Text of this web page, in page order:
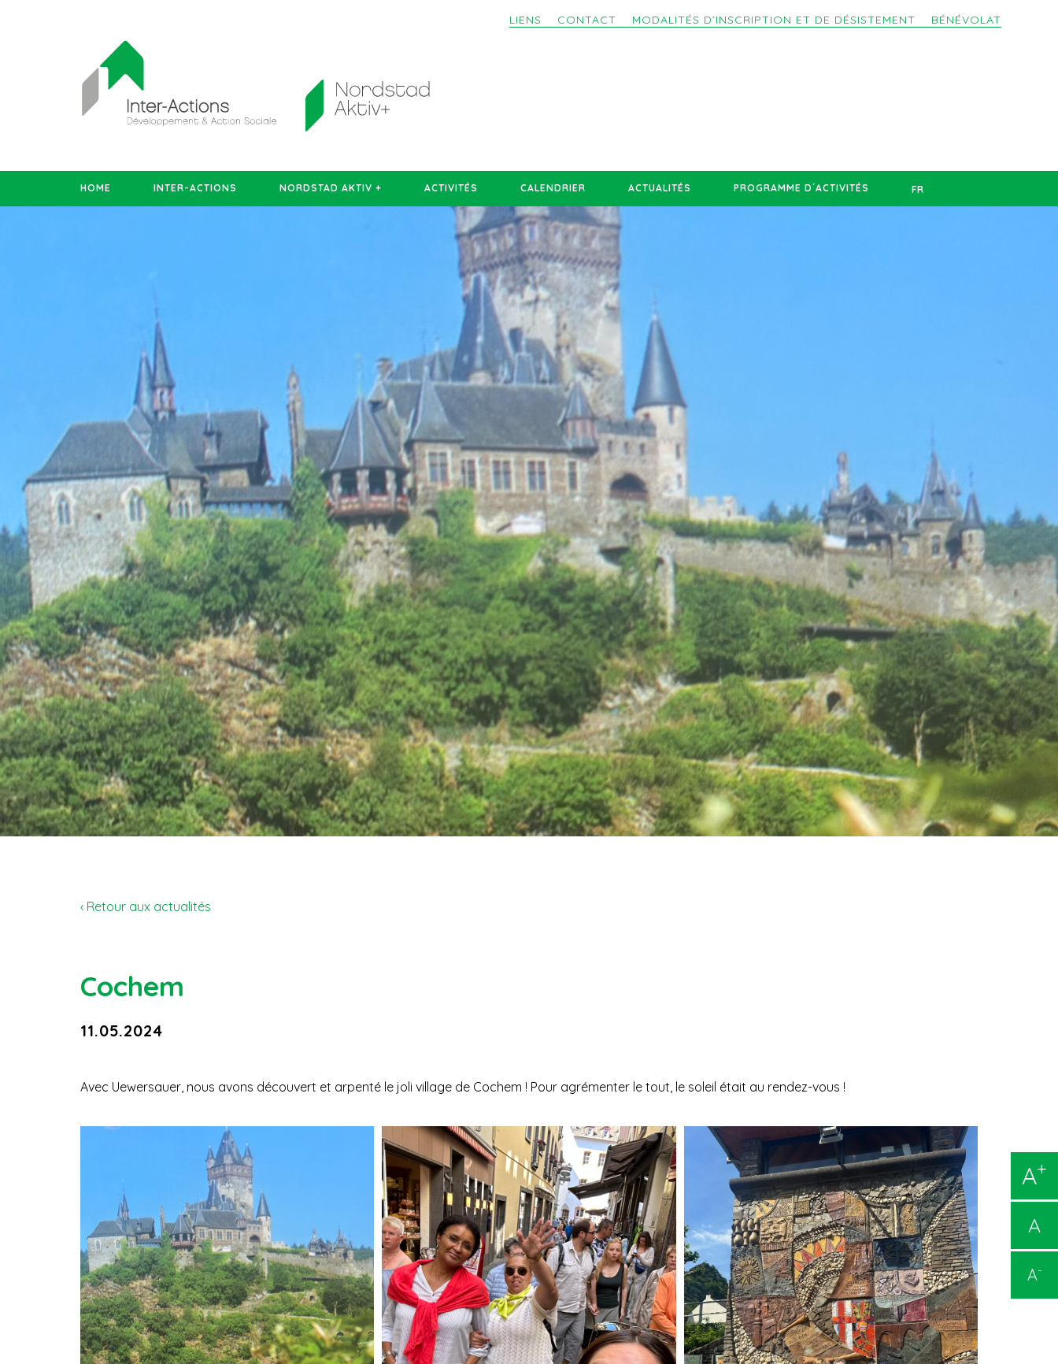
LIENS CONTACT MODALITÉS D’INSCRIPTION ET DE DÉSISTEMENT BÉNÉVOLAT
HOME INTER-ACTIONS NORDSTAD AKTIV + ACTIVITÉS CALENDRIER ACTUALITÉS PROGRAMME D´ACTIVITÉS FR
A+
A
A-
‹ Retour aux actualités
Cochem
11.05.2024
Avec Uewersauer, nous avons découvert et arpenté le joli village de Cochem ! Pour agrémenter le tout, le soleil était au rendez-vous !